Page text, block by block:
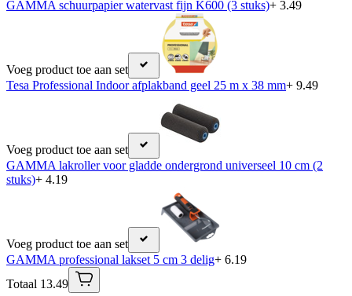
GAMMA schuurpapier watervast fijn K600 (3 stuks)+ 3.49
Voeg product toe aan set
Tesa Professional Indoor afplakband geel 25 m x 38 mm+ 9.49
Voeg product toe aan set
GAMMA lakroller voor gladde ondergrond universeel 10 cm (2
stuks)+ 4.19
Voeg product toe aan set
GAMMA professional lakset 5 cm 3 delig+ 6.19
Totaal 13.49